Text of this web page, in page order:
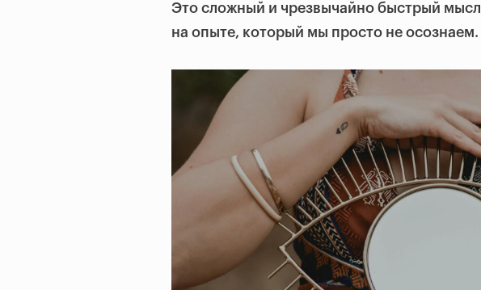
Это сложный и чрезвычайно быстрый
на опыте, который мы просто не осознаем.